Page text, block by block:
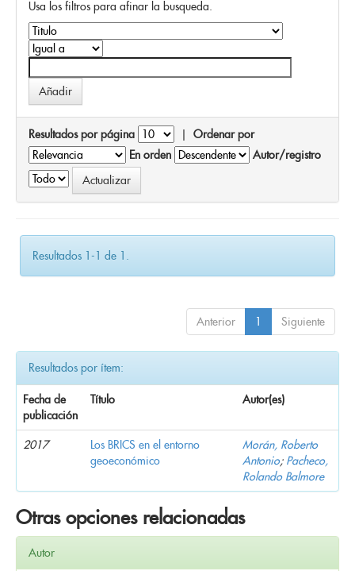
Usa los filtros para afinar la busqueda.
Resultados por página | Ordenar por
En orden
Autor/registro
Resultados 1-1 de 1.
Anterior 1 Siguiente
Resultados por ítem:
Fecha de
publicación
Título Autor(es)
2017
Los BRICS en el entorno
geoeconómico
Morán, Roberto
Antonio; Pacheco,
Rolando Balmore
Otras opciones relacionadas
Autor